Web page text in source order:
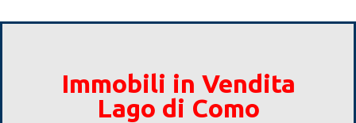
Immobili in Vendita
Lago di Como